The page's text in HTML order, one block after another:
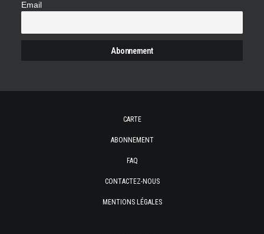
Email
CARTE
ABONNEMENT
FAQ
CONTACTEZ-NOUS
MENTIONS LÉGALES